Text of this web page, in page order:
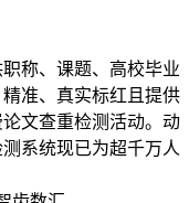
职称、课题、高校毕业
准、真实标红且提供
文查重检测活动。动
系统现已为超千万人